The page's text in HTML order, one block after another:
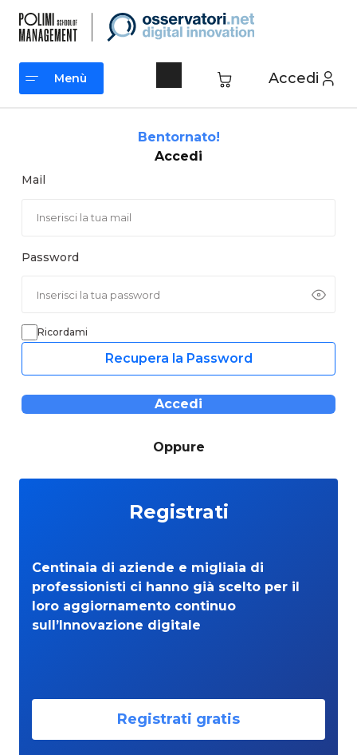
contenuto
Accedi
Menù
Bentornato!
Accedi
Mail
Password
Ricordami
Recupera la Password
Accedi
Oppure
Registrati
Centinaia di aziende e migliaia di
professionisti ci hanno già scelto per il
loro aggiornamento continuo
sull’Innovazione digitale
Registrati gratis